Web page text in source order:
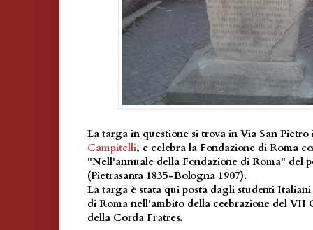
La targa in questione si trova in Via San
Campitelli, e celebra la Fondazione di Roma
"Nell'annuale della Fondazione di Roma" del
(Pietrasanta 1835-Bologna 1907).
La targa è stata qui posta dagli studenti
di Roma nell'ambito della ceebrazione del VII
della Corda Fratres.